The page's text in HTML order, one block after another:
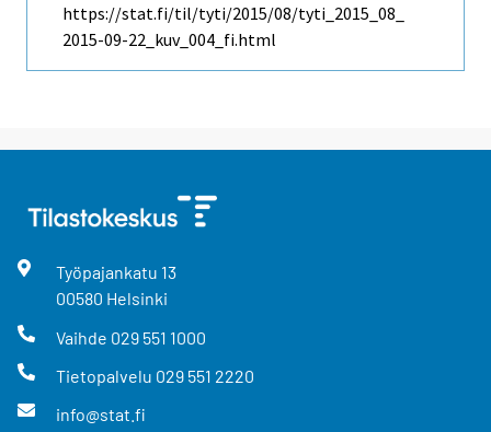
https://stat.fi/til/tyti/2015/08/tyti_2015_08_
2015-09-22_kuv_004_fi.html
Työpajankatu 13
00580 Helsinki
Vaihde 029 551 1000
Tietopalvelu 029 551 2220
info@stat.fi